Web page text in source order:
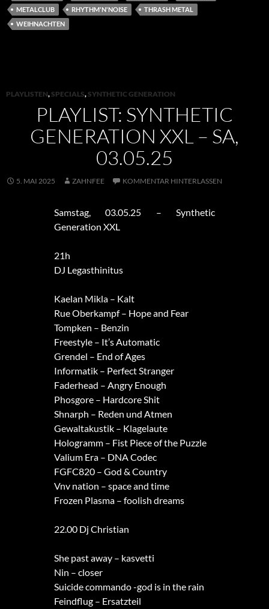
METALCLUB
RHYTHM'N'NOISE
THRASH METAL
WEIHNACHTEN
PLAYLISTEN, SPECIALS, SYNTHETIC GENERATION
PLAYLIST: SYNTHETIC
GENERATION XXL – SA,
03.05.25
5. MAI 2025 ZAHNFEE KOMMENTAR HINTERLASSEN
Samstag, 03.05.25 – Synthetic
Generation XXL
21h
DJ Legasthinitus
Kaelan Mikla – Kalt
Rue Oberkampf – Hope and Fear
Tompken – Benzin
Freestyle – It’s Automatic
Grendel – End of Ages
Informatik – Perfect Stranger
Faderhead – Angry Enough
Phosgore – Hardcore Shit
Shnarph – Reden und Atmen
Gewaltakustik – Klagelaute
Hologramm – Fist Piece of the Puzzle
Valium Era – DNA Codec
FGFC820 – God & Country
Vnv nation – space and time
Frozen Plasma – foolish dreams
22.00 Dj Christian
She past away – kasvetti
Nin – closer
Suicide commando -god is in the rain
Feindflug – Ersatzteil